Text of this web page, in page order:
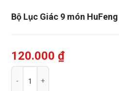
Bộ Lục Giác 9 món HuFeng
120.000 ₫
Bộ Lục Giác 9 món HuFeng số lượng